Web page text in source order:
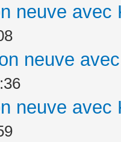
neuve avec
neuve
neuve avec